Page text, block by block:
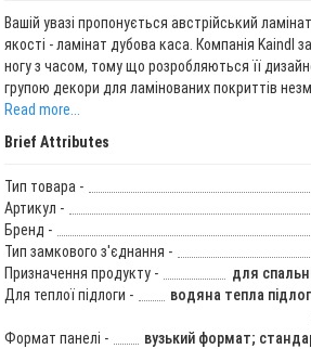
Вашій увазі пропонується австрійський
якості - ламінат дубова каса. Компанія Kaindl
ногу з часом, тому що розробляються її
групою декори для ламінованих покриттів
Read more...
Brief Attributes
Тип товара -
Артикул -
Бренд -
Тип замкового з'єднання -
Призначення продукту -
для
Для теплої підлоги -
водяна тепла
Формат панелі -
вузький формат;